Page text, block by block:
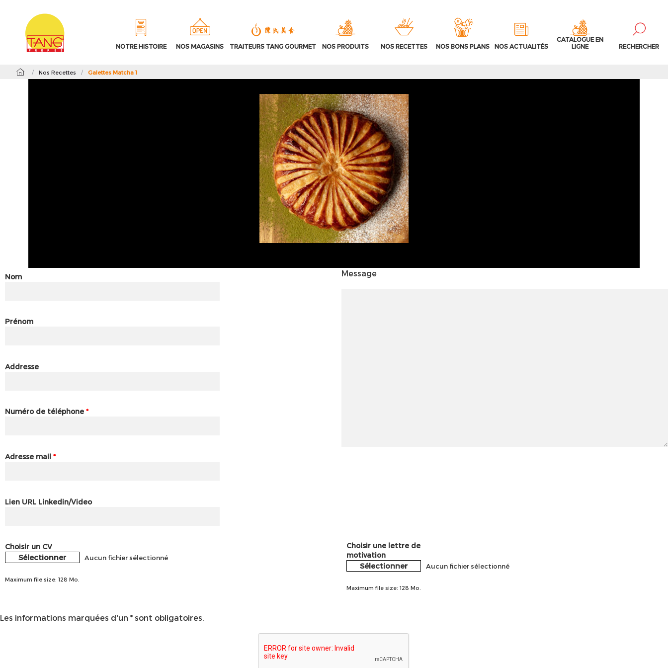
NOTRE HISTOIRE NOS MAGASINS TRAITEURS TANG GOURMET NOS PRODUITS NOS RECETTES NOS BONS PLANS NOS ACTUALITÉS
CATALOGUE EN
LIGNE
RECHERCHER
/ Nos Recettes / Galettes Matcha 1
Nom
Prénom
Addresse
Numéro de téléphone *
Adresse mail *
Lien URL Linkedin/Video
Message
Choisir un CV
Sélectionner Aucun fichier sélectionné
Maximum file size: 128 Mo.
Choisir une lettre de
motivation
Sélectionner Aucun fichier sélectionné
Maximum file size: 128 Mo.
Les informations marquées d'un * sont obligatoires.